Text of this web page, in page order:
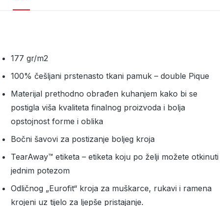
177 gr/m2
100% češljani prstenasto tkani pamuk – double Pique
Materijal prethodno obrađen kuhanjem kako bi se
postigla viša kvaliteta finalnog proizvoda i bolja
opstojnost forme i oblika
Bočni šavovi za postizanje boljeg kroja
TearAway™ etiketa – etiketa koju po želji možete otkinuti
jednim potezom
Odličnog „Eurofit“ kroja za muškarce, rukavi i ramena
krojeni uz tijelo za ljepše pristajanje.